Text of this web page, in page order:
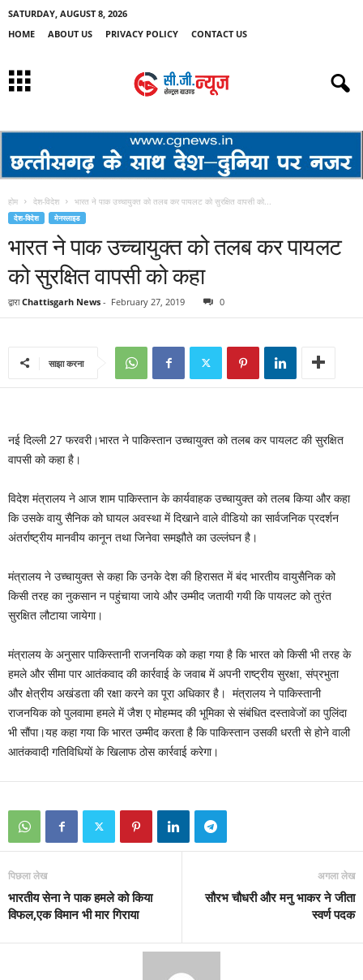
SATURDAY, AUGUST 8, 2026
HOME
ABOUT US PRIVACY POLICY CONTACT US
होम देश-विदेश भारत ने पाक उच्चायुक्त को तलब कर पायलट को सुरक्षित वापसी को...
देश-विदेश मेनस्लाइड
भारत ने पाक उच्चायुक्त को तलब कर पायलट
को सुरक्षित वापसी को कहा
द्वारा Chattisgarh News - February 27, 2019 0
साझा करना
नई दिल्ली 27 फरवरी।भारत ने पाकिस्तान उच्चायुक्त को तलब कर पायलट की सुरक्षित
वापसी को कहा है।
विदेश मंत्रालय ने आज शाम पाकिस्तान के कार्यवाहक उच्चायुक्त को तलब किया और कहा
कि उसके वायु सैनिक को घायल अवस्था में दिखाने वाले वीडियो का सार्वजनिक प्रदर्शन
अंतर्राष्ट्रीय मानवीय कानून तथा जिनेवा समझौते का उल्लंघन है।
मंत्रालय ने उच्चायुक्त से कहा कि उनके देश की हिरासत में बंद भारतीय वायुसैनिक को
किसी तरह का नुकसान न पहुंचाया जाये और उम्मीद जतायी गयी कि पायलट को तुरंत
सुरक्षित लौटाया जायेगा।
मंत्रालय के अनुसार पाकिस्तानी राजनयिक को कहा गया है कि भारत को किसी भी तरह के
हमले और सीमा पार आतंकवाद की कार्रवाई के जवाब में अपनी राष्ट्रीय सुरक्षा, संप्रभुता
और क्षेत्रीय अखंडता की रक्षा करने का पूरा अधिकार है। मंत्रालय ने पाकिस्तानी
राजनयिक को पुलवामा हमले में जैश ए मोहम्मद की भूमिका से संबंधित दस्तावेजों का पुलिंदा
भी सौंपा।यह कहा गया कि भारत उम्मीद करता है कि पाकिस्तान उसकी धरती से होने वाली
आतंकवादी गतिविधियों के खिलाफ ठोस कार्रवाई करेगा।
पिछला लेख
भारतीय सेना ने पाक हमले को किया
विफल,एक विमान भी मार गिराया
अगला लेख
सौरभ चौधरी और मनु भाकर ने जीता
स्वर्ण पदक